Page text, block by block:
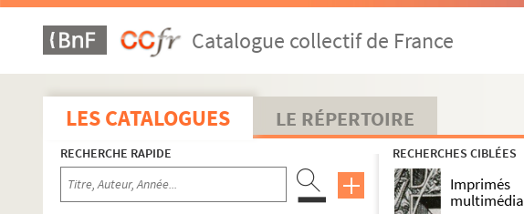
Catalogue collectif de France
LES CATALOGUES LE RÉPERTOIRE
RECHERCHE RAPIDE RECHERCHES CIBLÉES
Imprimés
multimédia
La Courneuve
Gagny
Montreuil
Noisy-le-Grand
Rosny-sous-Bois